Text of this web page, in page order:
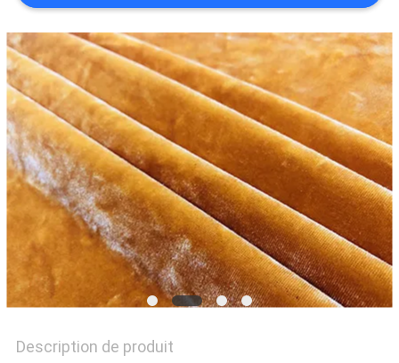
DEMANDEZ
UNE
CITATION
PLAN
DU
SITE
PRIVACY
POLICY
Description de produit